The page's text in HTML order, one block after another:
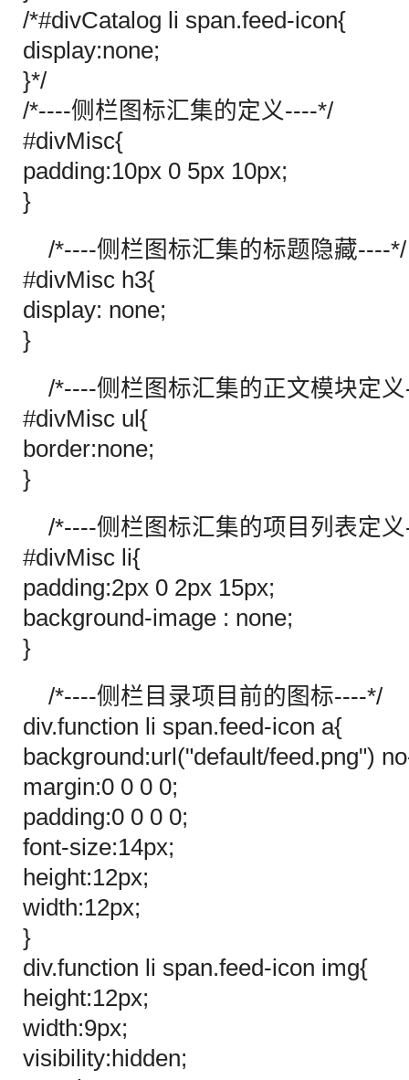
/*#divCatalog li span.feed-icon{
display:none;
}*/
/*----侧栏图标汇集的定义----*/
#divMisc{
padding:10px 0 5px 10px;
}
/*----侧栏图标汇集的标题隐藏----*/
#divMisc h3{
display: none;
}
/*----侧栏图标汇集的正文模块定
#divMisc ul{
border:none;
}
/*----侧栏图标汇集的项目列表定
#divMisc li{
padding:2px 0 2px 15px;
background-image : none;
}
/*----侧栏目录项目前的图标----*/
div.function li span.feed-icon a{
background:url("default/feed.png")
margin:0 0 0 0;
padding:0 0 0 0;
font-size:14px;
height:12px;
width:12px;
}
div.function li span.feed-icon img{
height:12px;
width:9px;
visibility:hidden;